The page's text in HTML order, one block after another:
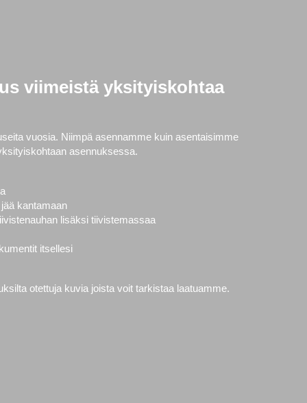
viimeistä yksityiskohtaa
vuosia. Niimpä asennamme kuin asentaisimme
asennuksessa.
kantamaan
lisäksi tiivistemassaa
itsellesi
otettuja kuvia joista voit tarkistaa laatuamme.